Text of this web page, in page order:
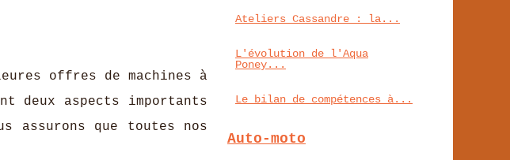
offres de machines à
deux aspects importants
assurons que toutes nos
Ateliers Cassandre : la...
L'évolution de l'Aqua
Poney...
Le bilan de compétences à...
Auto-moto